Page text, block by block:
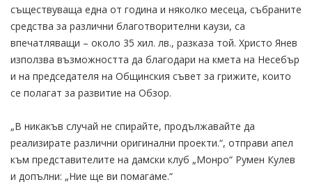
съществуваща една от година и няколко месеца, събраните
средства за различни благотворителни каузи, са
впечатляващи – около 35 хил. лв., разказа той. Христо Янев
използва възможността да благодари на кмета на Несебър
и на председателя на Общинския съвет за грижите, които
се полагат за развитие на Обзор.
„В никакъв случай не спирайте, продължавайте да
реализирате различни оригинални проекти.“, отправи апел
към представителите на дамски клуб „Монро“ Румен Кулев
и допълни: „Ние ще ви помагаме.“